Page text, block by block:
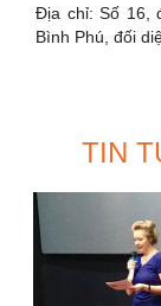
Địa chỉ: Số 16,
Bình Phú, đối
TIN